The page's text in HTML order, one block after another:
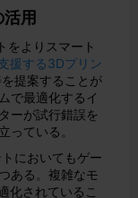
用
をよりスマート
援する3Dプリン
を提案することが
で最適化するイ
ーが試行錯誤を
っている。
においてもゲー
ある。複雑なモ
化されているこ